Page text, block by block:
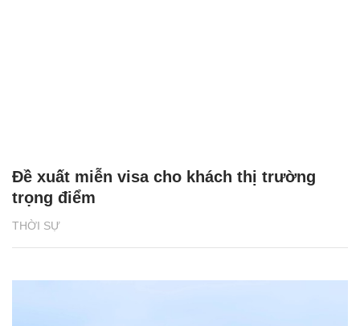
THỜI SỰ
Đề xuất miễn visa cho khách thị trường
trọng điểm